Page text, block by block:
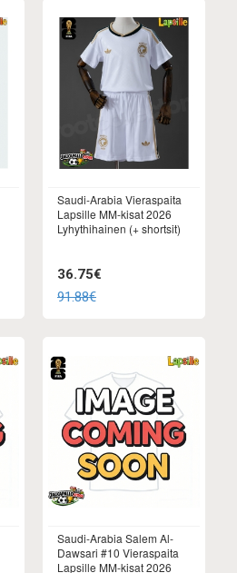
Saudi-Arabia Vieraspaita
Lapsille MM-kisat 2026
Lyhythihainen (+ shortsit)
36.75€
91.88€
Saudi-Arabia Salem Al-
Dawsari #10 Vieraspaita
Lapsille MM-kisat 2026